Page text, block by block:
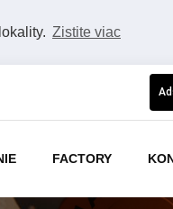
Zistite viac
FACTORY